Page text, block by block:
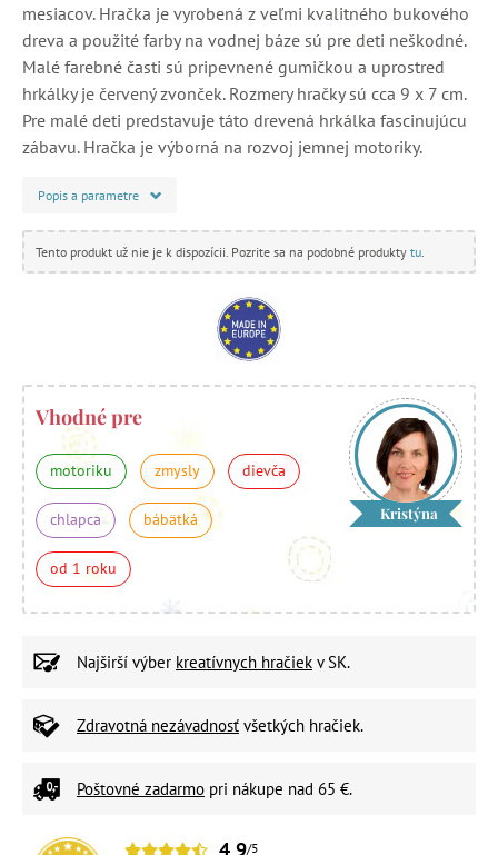
mesiacov. Hračka je vyrobená z veľmi kvalitného bukového
dreva a použité farby na vodnej báze sú pre deti neškodné.
Malé farebné časti sú pripevnené gumičkou a uprostred
hrkálky je červený zvonček. Rozmery hračky sú cca 9 x 7 cm.
Pre malé deti predstavuje táto drevená hrkálka fascinujúcu
zábavu. Hračka je výborná na rozvoj jemnej motoriky.
Popis a parametre
Tento produkt už nie je k dispozícii. Pozrite sa na podobné produkty tu.
Vhodné pre
motoriku zmysly dievča
chlapca bábätká
od 1 roku
Kristýna
Najširší výber kreatívnych hračiek v SK.
Zdravotná nezávadnosť všetkých hračiek.
Poštovné zadarmo pri nákupe nad 65 €.
/5